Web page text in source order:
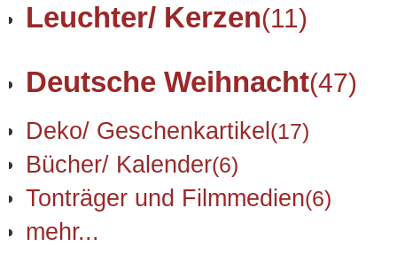
Leuchter/ Kerzen(11)
Deutsche Weihnacht(47)
Deko/ Geschenkartikel(17)
Bücher/ Kalender(6)
Tonträger und Filmmedien(6)
mehr...